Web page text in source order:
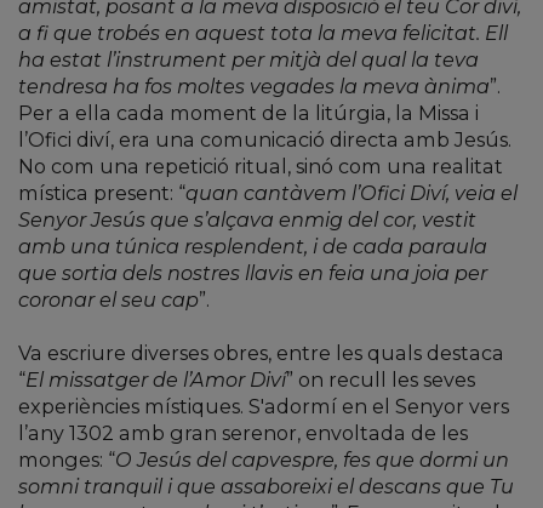
amistat, posant a la meva disposició el teu Cor diví,
a fi que trobés en aquest tota la meva felicitat. Ell
ha estat l’instrument per mitjà del qual la teva
tendresa ha fos moltes vegades la meva ànima”.
Per a ella cada moment de la litúrgia, la Missa i
l’Ofici diví, era una comunicació directa amb Jesús.
No com una repetició ritual, sinó com una realitat
mística present: “quan cantàvem l’Ofici Diví, veia el
Senyor Jesús que s’alçava enmig del cor, vestit
amb una túnica resplendent, i de cada paraula
que sortia dels nostres llavis en feia una joia per
coronar el seu cap”.
Va escriure diverses obres, entre les quals destaca
“El missatger de l’Amor Diví” on recull les seves
experiències místiques. S'adormí en el Senyor vers
l’any 1302 amb gran serenor, envoltada de les
monges: “O Jesús del capvespre, fes que dormi un
somni tranquil i que assaboreixi el descans que Tu